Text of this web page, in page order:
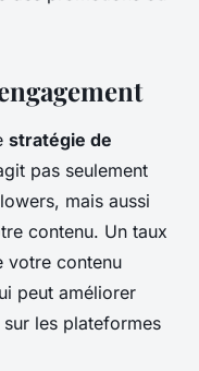
stratégie de
pas seulement
mais aussi
contenu. Un taux
votre contenu
peut améliorer
les plateformes